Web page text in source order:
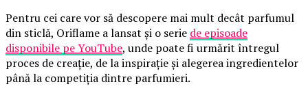
Pentru cei care vor să descopere mai mult decât parfumul
din sticlă, Oriflame a lansat și o serie de episoade
disponibile pe YouTube, unde poate fi urmărit întregul
proces de creație, de la inspirație și alegerea ingredientelor
până la competiția dintre parfumieri.